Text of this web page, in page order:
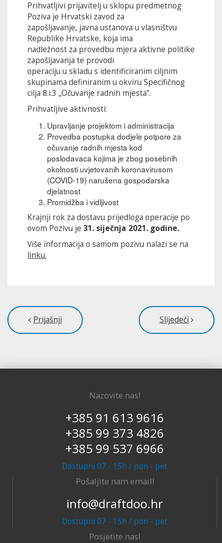
Prihvatljivi prijavitelj u sklopu predmetnog
Poziva je Hrvatski zavod za
zapošljavanje, javna ustanova u vlasništvu
Republike Hrvatske, koja ima
nadležnost za provedbu mjera aktivne politike
zapošljavanja te provodi
operaciju u skladu s identificiranim ciljnim
skupinama definiranim u okviru Specifičnog
cilja 8.i.3 „Očuvanje radnih mjesta”.
Prihvatljive aktivnosti:
Upravljanje projektom i administracija
Provedba postupka dodjele potpore za
očuvanje radnih mjesta kod
poslodavaca kojima je zbog posebnih
okolnosti uvjetovanih koronavirusom
(COVID-19) narušena gospodarska
djelatnost
Promidžba i vidljivost
Krajnji rok za dostavu prijedloga operacije po
ovom Pozivu je 31. siječnja 2021. godine.
Više informacija o samom pozivu nalazi se na
linku.
Prijašnji Slijedeći
Nazovite nas!
+385 91 613 9616
+385 99 373 4826
+385 99 537 6966
Dostupni 07 - 15h / pon - pet
Pošaljite nam email!
info@draftdoo.hr
Dostupni 07 - 15h / pon - pet
Posjetite nas!